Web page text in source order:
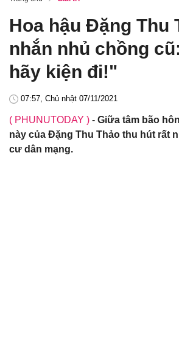
Hoa hậu Đặng Thu
nhắn nhủ chồng
hãy kiện đi!"
07:57, Chủ nhật 07/11/2021
( PHUNUTODAY ) - Giữa tâm bão
này của Đặng Thu Thảo thu hút rất
cư dân mạng.